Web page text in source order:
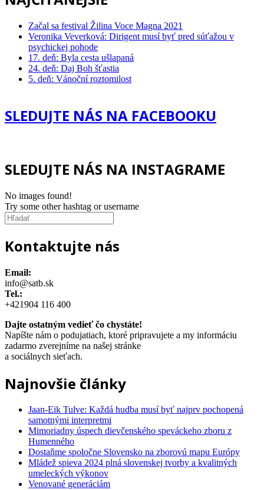
Začal sa festival Žilina Voce Magna 2021
Veronika Veverková: Dirigent musí byť pred súťažou v
psychickej pohode
17. deň: Byla cesta ušlapaná
24. deň: Daj Boh šťastia
5. deň: Vánoční roztomilost
SLEDUJTE NÁS NA FACEBOOKU
SLEDUJTE NÁS NA INSTAGRAME
No images found!
Try some other hashtag or username
Kontaktujte nás
Email:
info@satb.sk
Tel.:
+421904 116 400
Dajte ostatným vedieť čo chystáte!
Napíšte nám o podujatiach, ktoré pripravujete a my informáciu
zadarmo zverejníme na našej stránke
a sociálnych sieťach.
Najnovšie články
Jaan-Eik Tulve: Každá hudba musí byť najprv pochopená
samotnými interpretmi
Mimoriadny úspech dievčenského speváckeho zboru z
Humenného
Dostaňme spoločne Slovensko na zborovú mapu Európy
Mládež spieva 2024 plná slovenskej tvorby a kvalitných
umeleckých výkonov
Venované generáciám